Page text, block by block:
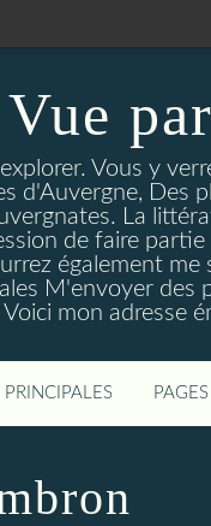
Vous y
d'Auvergne, Des
La
de faire
également
M'envoyer
mon adresse
PAGES